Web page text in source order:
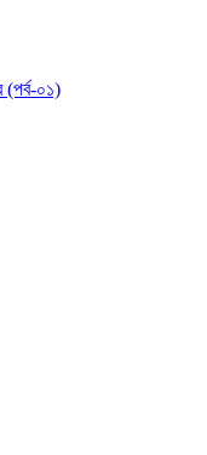
(পর্ব-০১)